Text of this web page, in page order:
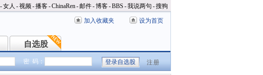
-女人 -视频-播客-ChinaRen-邮件-博客-BBS -我说两句 -搜狗
加入收藏夹 设为首页
自选股
自选股
密 码： 注册